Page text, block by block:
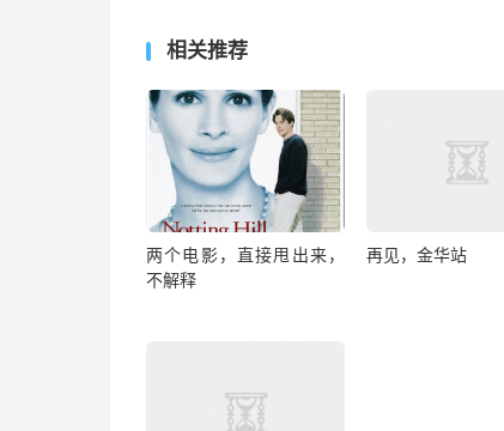
相关推荐
两个电影，直接甩出来，
不解释
再见，金华站